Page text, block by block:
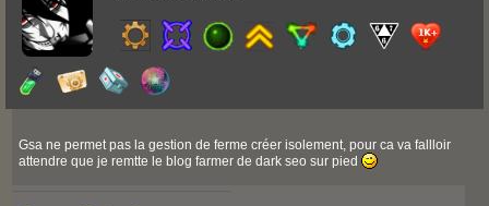
Gsa ne permet pas la gestion de ferme créer isolement, pour ca va fallloir
attendre que je remtte le blog farmer de dark seo sur pied